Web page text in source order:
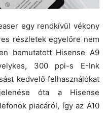
egy rendkívül vékony
részletek egyelőre nem
bemutatott Hisense A9
300 ppi-s E-Ink
kedvelő felhasználókat
óta a Hisense
piacáról, így az A10